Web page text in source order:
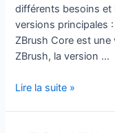
différents besoins et
versions principales
ZBrush Core est
ZBrush, la version …
ZBrush
Lire la suite »